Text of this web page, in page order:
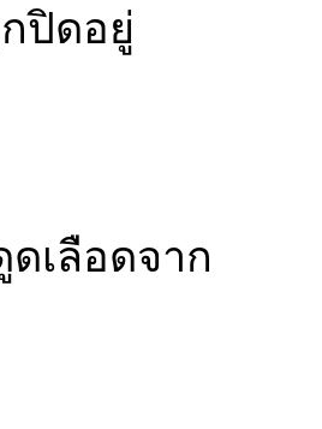
ปิดอยู่
เลือดจาก